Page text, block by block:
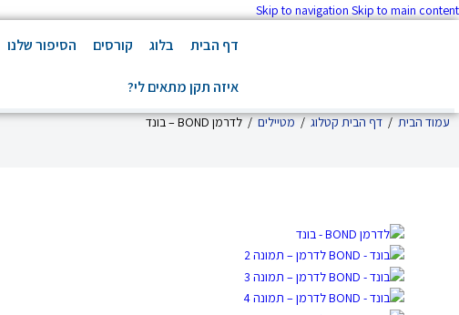
Skip to navigation Skip to main content
דף הבית בלוג קורסים הסיפור שלנו
איזה תקן מתאים לי?
עמוד הבית/דף הבית קטלוג/מטיילים/לדרמן BOND – בונד